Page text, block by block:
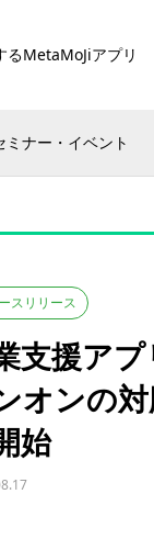
るMetaMoJiアプリ
ミナー・イベント
スリリース
支援ア
オンの
始